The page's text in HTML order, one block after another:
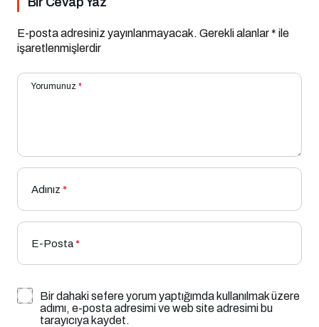
E-posta adresiniz yayınlanmayacak. Gerekli alanlar* ile
işaretlenmişlerdir
Yorumunuz *
Adınız *
E-Posta*
Bir dahaki sefere yorum yaptığımda kullanılmak üzere
adımı, e-posta adresimi ve web site adresimi bu
tarayıcıya kaydet.